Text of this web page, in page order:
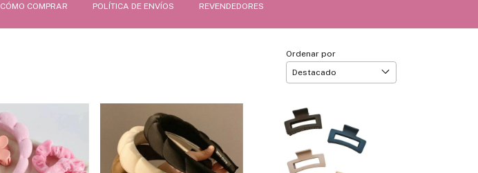
CÓMO COMPRAR POLÍTICA DE ENVÍOS REVENDEDORES
Ordenar por